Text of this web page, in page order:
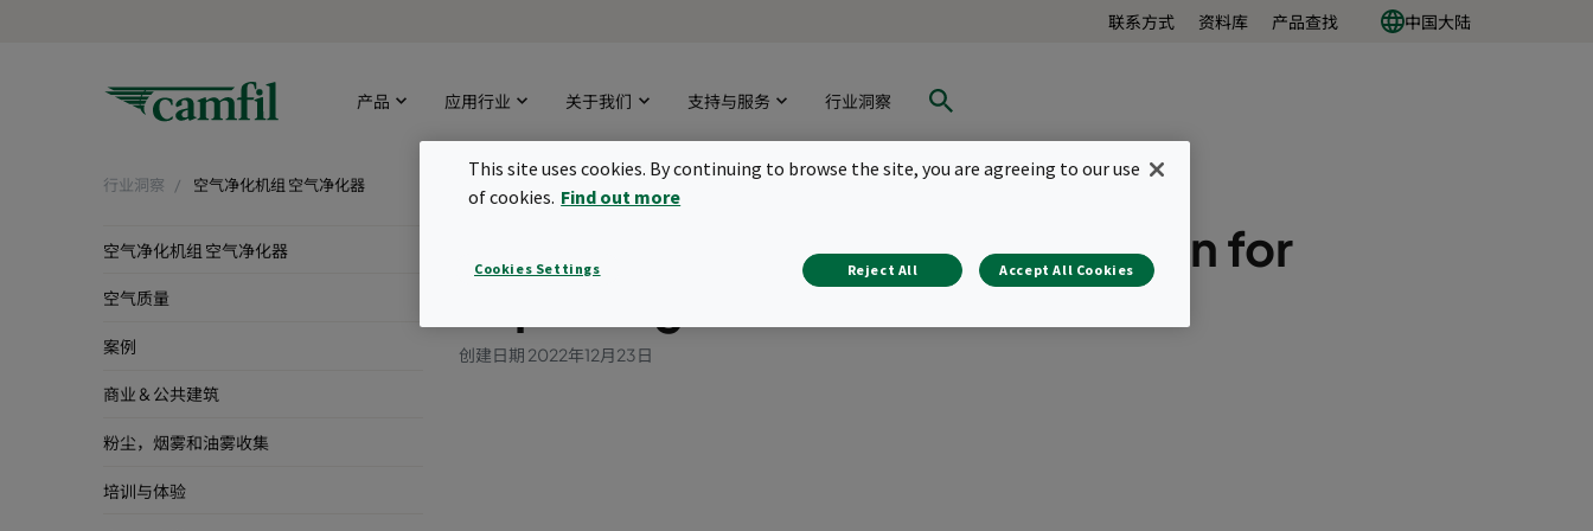
联系方式 资料库 产品查找 中国大陆
产品 应用行业 关于我们 支持与服务 行业洞察
行业洞察 空气净化机组 空气净化器
空气净化机组 空气净化器
空气质量
案例
商业 & 公共建筑
粉尘，烟雾和油雾收集
培训与体验
The importance of HEPA filtration for
capturing viruses
创建日期 2022年12月23日
This site uses cookies. By continuing to browse the site, you are agreeing to our use
of cookies. Find out more
Cookies Settings Reject All Accept All Cookies